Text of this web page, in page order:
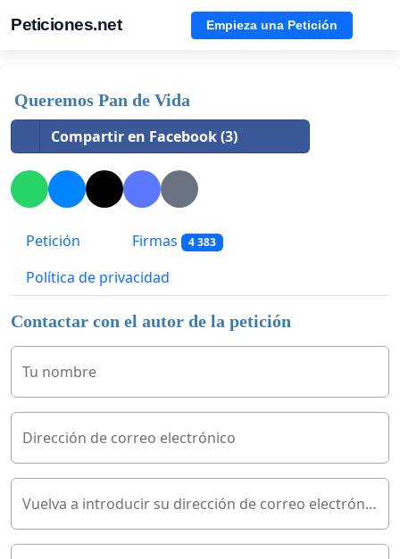
Peticiones.net Empieza una Petición
Queremos Pan de Vida
Compartir en Facebook (3)
Petición Firmas 4 383
Política de privacidad
Contactar con el autor de la petición
Tu nombre
Dirección de correo electrónico
Vuelva a introducir su dirección de correo electrónico